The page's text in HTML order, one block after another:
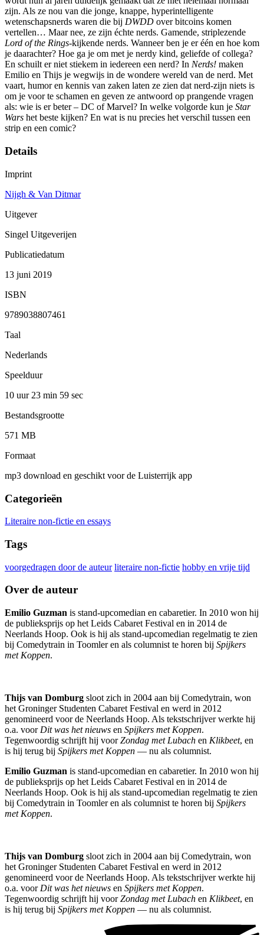
zijn. Als ze nou van die jonge, knappe, hyperintelligente
wetenschapsnerds waren die bij DWDD over bitcoins komen
vertellen… Maar nee, ze zijn échte nerds. Gamende, striplezende
Lord of the Rings-kijkende nerds. Wanneer ben je er één en hoe kom
je daarachter? Hoe ga je om met je nerdy kind, geliefde of collega?
En schuilt er niet stiekem in iedereen een nerd? In Nerds! maken
Emilio en Thijs je wegwijs in de wondere wereld van de nerd. Met
vaart, humor en kennis van zaken laten ze zien dat nerd-zijn niets is
om je voor te schamen en geven ze antwoord op prangende vragen
als: wie is er beter – DC of Marvel? In welke volgorde kun je Star
Wars het beste kijken? En wat is nu precies het verschil tussen een
strip en een comic?
Details
Imprint
Nijgh & Van Ditmar
Uitgever
Singel Uitgeverijen
Publicatiedatum
13 juni 2019
ISBN
9789038807461
Taal
Nederlands
Speelduur
10 uur 23 min 59 sec
Bestandsgrootte
571 MB
Formaat
mp3 download en geschikt voor de Luisterrijk app
Categorieën
Literaire non-fictie en essays
Tags
voorgedragen door de auteur literaire non-fictie hobby en vrije tijd
Over de auteur
Emilio Guzman is stand-upcomedian en cabaretier. In 2010 won hij
de publieksprijs op het Leids Cabaret Festival en in 2014 de
Neerlands Hoop. Ook is hij als stand-upcomedian regelmatig te zien
bij Comedytrain in Toomler en als columnist te horen bij Spijkers
met Koppen.
Thijs van Domburg sloot zich in 2004 aan bij Comedytrain, won
het Groninger Studenten Cabaret Festival en werd in 2012
genomineerd voor de Neerlands Hoop. Als tekstschrijver werkte hij
o.a. voor Dit was het nieuws en Spijkers met Koppen.
Tegenwoordig schrijft hij voorZondag met Lubach en Klikbeet, en
is hij terug bij Spijkers met Koppen — nu als columnist.
Emilio Guzman is stand-upcomedian en cabaretier. In 2010 won hij
de publieksprijs op het Leids Cabaret Festival en in 2014 de
Neerlands Hoop. Ook is hij als stand-upcomedian regelmatig te zien
bij Comedytrain in Toomler en als columnist te horen bij Spijkers
met Koppen.
Thijs van Domburg sloot zich in 2004 aan bij Comedytrain, won
het Groninger Studenten Cabaret Festival en werd in 2012
genomineerd voor de Neerlands Hoop. Als tekstschrijver werkte hij
o.a. voor Dit was het nieuws en Spijkers met Koppen.
Tegenwoordig schrijft hij voorZondag met Lubach en Klikbeet, en
is hij terug bij Spijkers met Koppen — nu als columnist.